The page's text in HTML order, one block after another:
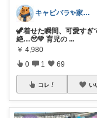
キャピバラ✨家電開発者のオススメROOM
🦖着せた瞬間、可愛すぎ
絶…🥹💚 育児の ...
￥ 4,980
0 1 69
コレ い